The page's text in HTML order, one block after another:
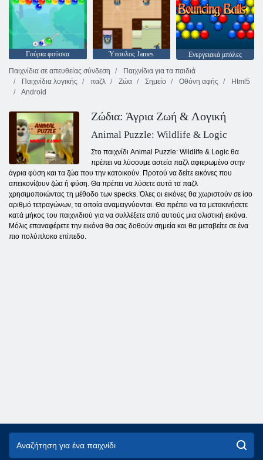
Γούρια φούσκα Ύπουλος James
Ενεργειακά μπάλες
Παιχνίδια σε απευθείας σύνδεση
Παιχνίδια για τα παιδιά
Παιχνίδια λογικής
παζλ Ζώα Σημείο Οθόνη αφής
Html5
Android
Ζώδια: Άγρια Ζωή & Λογική
Animal Puzzle: Wildlife & Logic
Στο παιχνίδι Animal Puzzle: Wildlife & Logic θα
πρέπει να λύσουμε αστεία παζλ αφιερωμένο στην
άγρια ​​φύση και τα ζώα που την κατοικούν. Προτού να δείτε εικόνες που
απεικονίζουν ζώα ή φύση. Θα πρέπει να λύσετε αυτά τα παζλ
χρησιμοποιώντας τη μέθοδο των specks. Όλες οι εικόνες θα χωριστούν σε ίσο
αριθμό τετραγώνων, τα οποία αναμειγνύονται. Θα πρέπει να τα μετακινήσετε
κατά μήκος του παιχνιδιού για να συλλέξετε από αυτούς μια ολιστική εικόνα.
Μόλις επαναφέρετε την εικόνα θα σας δοθούν σημεία και θα μεταβείτε σε ένα
πιο πολύπλοκο επίπεδο.